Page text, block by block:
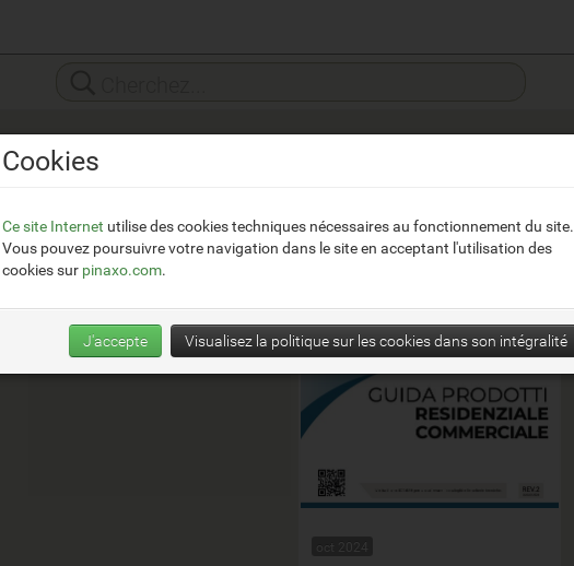
Idema Clima
https://www.idemaclima.it/
oct 2024
Cookies
Ce site Internet utilise des cookies techniques nécessaires au fonctionnement du site.
Vous pouvez poursuivre votre navigation dans le site en acceptant l'utilisation des
cookies sur pinaxo.com.
J'accepte Visualisez la politique sur les cookies dans son intégralité